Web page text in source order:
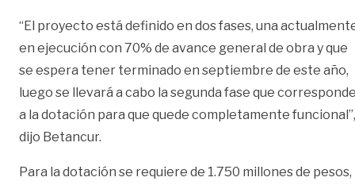
“El proyecto está definido en dos fases, una
en ejecución con 70% de avance general de obra y que
se espera tener terminado en septiembre de este año,
luego se llevará a cabo la segunda fase que
a la dotación para que quede completamente funcional”,
dijo Betancur.
Para la dotación se requiere de 1.750 millones de pesos,